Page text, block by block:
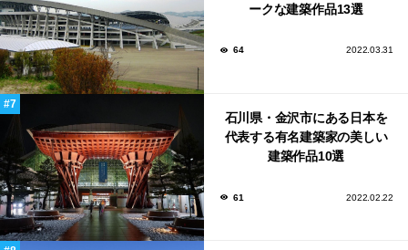
ークな建築作品13選
64 2022.03.31
石川県・金沢市にある日本を
代表する有名建築家の美しい
建築作品10選
61 2022.02.22